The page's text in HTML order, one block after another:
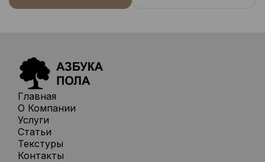
Главная
О Компании
Услуги
Статьи
Текстуры
Контакты